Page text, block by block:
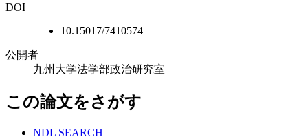
DOI
10.15017/7410574
公開者
九州大学法学部政治研究室
この論文をさがす
NDL SEARCH